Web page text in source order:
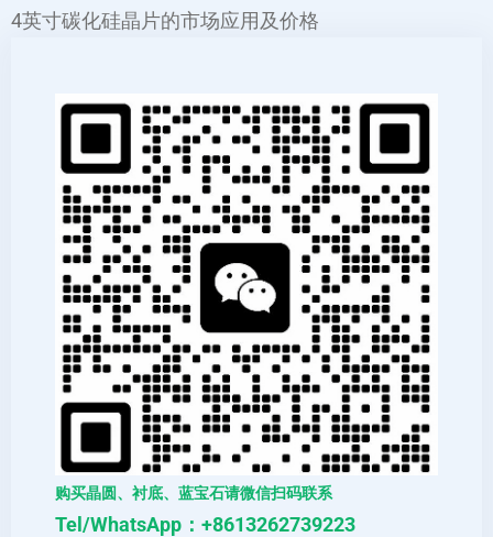
4英寸碳化硅晶片的市场应用及价格
购买晶圆、衬底、蓝宝石请微信扫码联系
Tel/WhatsApp：+8613262739223